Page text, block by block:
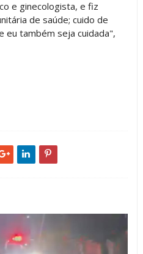
e ginecologista, e fiz
de saúde; cuido de
eu também seja cuidada",